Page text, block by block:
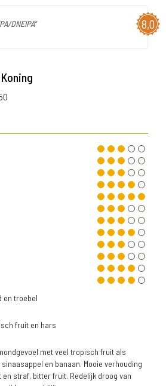
8,0
DNEIPA"
en troebel
fruit en hars
met veel tropisch fruit als
en banaan. Mooie verhouding
straf, bitter fruit. Redelijk droog van